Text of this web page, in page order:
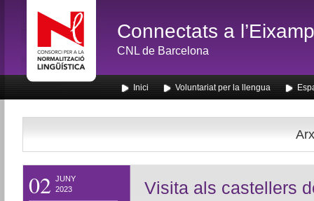
Connectats a
CNL de Barcelona
Inici Voluntariat per la llengua
02 JUNY
2023
Visita als castellers